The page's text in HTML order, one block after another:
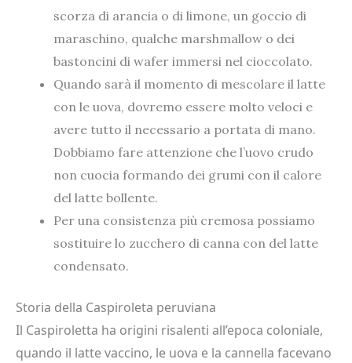
scorza di arancia o di limone, un goccio di
maraschino, qualche marshmallow o dei
bastoncini di wafer immersi nel cioccolato.
Quando sarà il momento di mescolare il latte
con le uova, dovremo essere molto veloci e
avere tutto il necessario a portata di mano.
Dobbiamo fare attenzione che l’uovo crudo
non cuocia formando dei grumi con il calore
del latte bollente.
Per una consistenza più cremosa possiamo
sostituire lo zucchero di canna con del latte
condensato.
Storia della Caspiroleta peruviana
Il Caspiroletta ha origini risalenti all’epoca coloniale,
quando il latte vaccino, le uova e la cannella facevano